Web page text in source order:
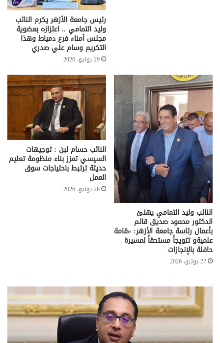
رئيس جامعة الأزهر يكرم النائب
وليد التمامي .. اعتزازه بعضوية
مجلس أمناء فرع دمياط وهذا
التكريم وسام علي صدري
29 يوليو، 2026
النائب وليد التمامي يهنئ
الدكتور محمود صديق قائم
بأعمال رئاسة جامعة الأزهر: «قامة
علميةو تتويجاً مستحقاً لمسيرة
حافلة بالإنجازات
27 يوليو، 2026
النائب حسام لبن : توجيهات
السيسي تعزز بناء منظومة تعليم
حديثة ترتبط باحتياجات سوق
العمل
26 يوليو، 2026
تحركات
حكومية
لحسم
قانون
..